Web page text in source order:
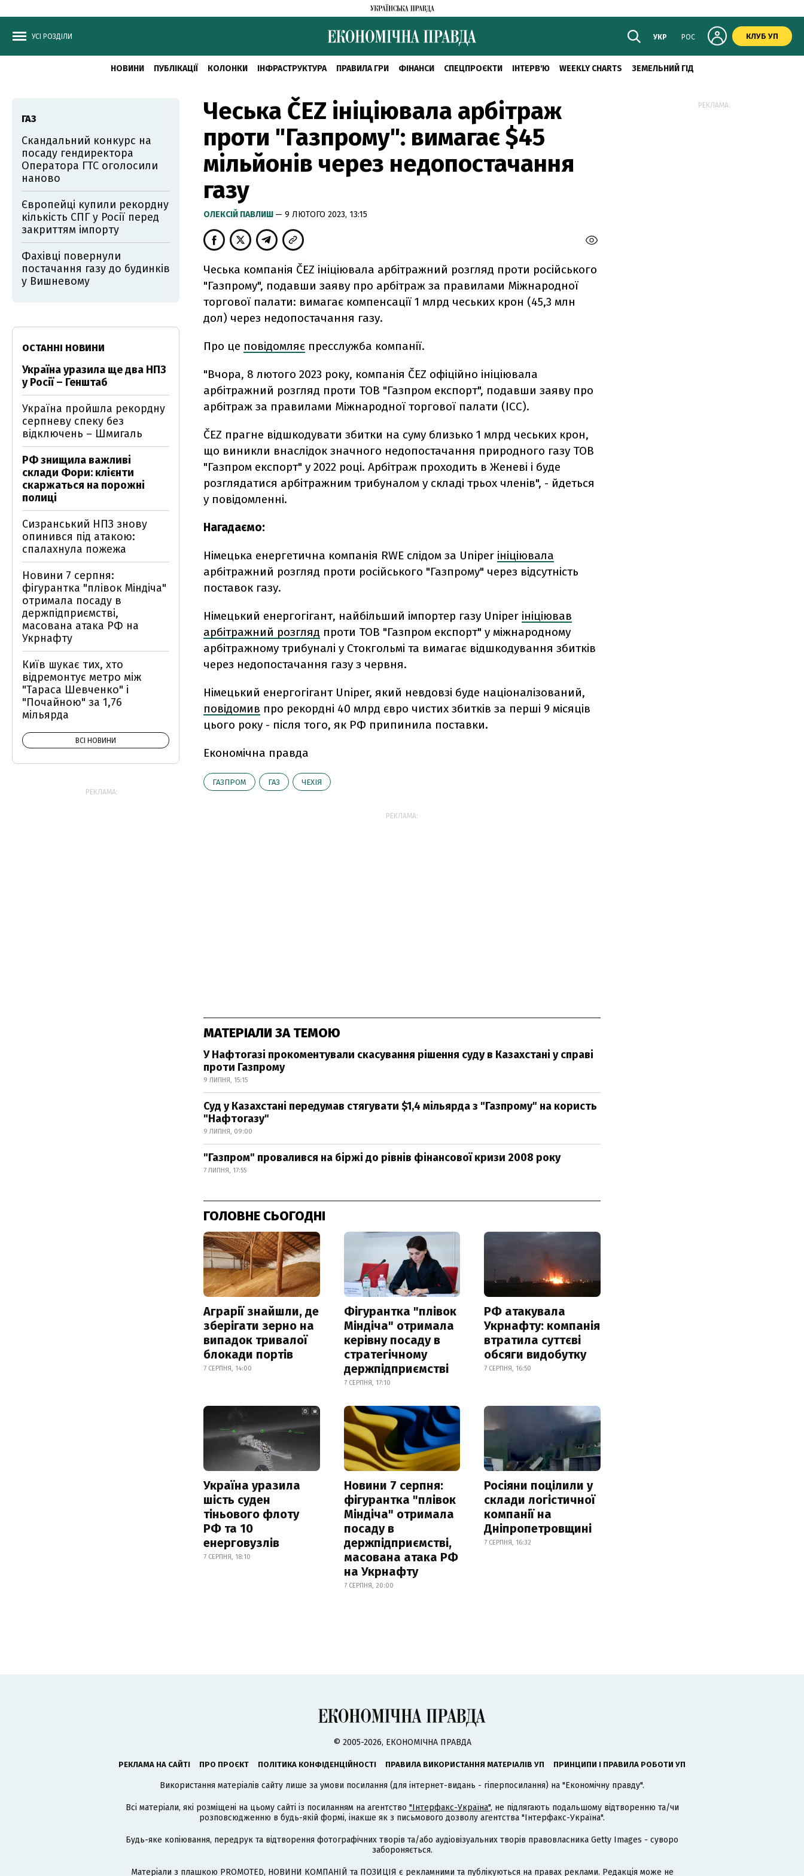
УСІ РОЗДІЛИ УКР РОС КЛУБ УП
НОВИНИ ПУБЛІКАЦІЇ КОЛОНКИ ІНФРАСТРУКТУРА ПРАВИЛА ГРИ ФІНАНСИ СПЕЦПРОЄКТИ ІНТЕРВ'Ю WEEKLY CHARTS ЗЕМЕЛЬНИЙ ГІД
Чеська ČEZ ініціювала арбітраж
проти "Газпрому": вимагає $45
мільйонів через недопостачання
газу
ОЛЕКСІЙ ПАВЛИШ — 9 ЛЮТОГО 2023, 13:15
Чеська компанія ČEZ ініціювала арбітражний розгляд проти російського
"Газпрому", подавши заяву про арбітраж за правилами Міжнародної
торгової палати: вимагає компенсації 1 млрд чеських крон (45,3 млн
дол) через недопостачання газу.
Про це повідомляє пресслужба компанії.
"Вчора, 8 лютого 2023 року, компанія ČEZ офіційно ініціювала
арбітражний розгляд проти ТОВ "Газпром експорт", подавши заяву про
арбітраж за правилами Міжнародної торгової палати (ICC).
ČEZ прагне відшкодувати збитки на суму близько 1 млрд чеських крон,
що виникли внаслідок значного недопостачання природного газу ТОВ
"Газпром експорт" у 2022 році. Арбітраж проходить в Женеві і буде
розглядатися арбітражним трибуналом у складі трьох членів", - йдеться
у повідомленні.
Нагадаємо:
Німецька енергетична компанія RWE слідом за Uniper ініціювала
арбітражний розгляд проти російського "Газпрому" через відсутність
поставок газу.
Німецький енергогігант, найбільший імпортер газу Uniper ініціював
арбітражний розгляд проти ТОВ "Газпром експорт" у міжнародному
арбітражному трибуналі у Стокгольмі та вимагає відшкодування збитків
через недопостачання газу з червня.
Німецький енергогігант Uniper, який невдовзі буде націоналізований,
повідомив про рекордні 40 млрд євро чистих збитків за перші 9 місяців
цього року - після того, як РФ припинила поставки.
Економічна правда
ГАЗПРОМ ГАЗ ЧЕХІЯ
РЕКЛАМА:
МАТЕРІАЛИ ЗА ТЕМОЮ
У Нафтогазі прокоментували скасування рішення суду в Казахстані у справі
проти Газпрому
9 ЛИПНЯ, 15:15
Суд у Казахстані передумав стягувати $1,4 мільярда з "Газпрому" на користь
"Нафтогазу"
9 ЛИПНЯ, 09:00
"Газпром" провалився на біржі до рівнів фінансової кризи 2008 року
7 ЛИПНЯ, 17:55
ГОЛОВНЕ СЬОГОДНІ
Аграрії знайшли, де
зберігати зерно на
випадок тривалої
блокади портів
7 СЕРПНЯ, 14:00
Фігурантка "плівок
Міндіча" отримала
керівну посаду в
стратегічному
держпідприємстві
7 СЕРПНЯ, 17:10
РФ атакувала
Укрнафту: компанія
втратила суттєві
обсяги видобутку
7 СЕРПНЯ, 16:50
Україна уразила
шість суден
тіньового флоту
РФ та 10
енерговузлів
7 СЕРПНЯ, 18:10
Новини 7 серпня:
фігурантка "плівок
Міндіча" отримала
посаду в
держпідприємстві,
масована атака РФ
на Укрнафту
7 СЕРПНЯ, 20:00
Росіяни поцілили у
склади логістичної
компанії на
Дніпропетровщині
7 СЕРПНЯ, 16:32
ГАЗ
Скандальний конкурс на
посаду гендиректора
Оператора ГТС оголосили
наново
Європейці купили рекордну
кількість СПГ у Росії перед
закриттям імпорту
Фахівці повернули
постачання газу до будинків
у Вишневому
ОСТАННІ НОВИНИ
Україна уразила ще два НПЗ
у Росії – Генштаб
Україна пройшла рекордну
серпневу спеку без
відключень – Шмигаль
РФ знищила важливі
склади Фори: клієнти
скаржаться на порожні
полиці
Сизранський НПЗ знову
опинився під атакою:
спалахнула пожежа
Новини 7 серпня:
фігурантка "плівок Міндіча"
отримала посаду в
держпідприємстві,
масована атака РФ на
Укрнафту
Київ шукає тих, хто
відремонтує метро між
"Тараса Шевченко" і
"Почайною" за 1,76
мільярда
ВСІ НОВИНИ
РЕКЛАМА:
РЕКЛАМА:
© 2005-2026, ЕКОНОМІЧНА ПРАВДА
РЕКЛАМА НА САЙТІ ПРО ПРОЄКТ ПОЛІТИКА КОНФІДЕНЦІЙНОСТІ ПРАВИЛА ВИКОРИСТАННЯ МАТЕРІАЛІВ УП ПРИНЦИПИ І ПРАВИЛА РОБОТИ УП
Використання матеріалів сайту лише за умови посилання (для інтернет-видань - гіперпосилання) на "Економічну правду".
Всі матеріали, які розміщені на цьому сайті із посиланням на агентство "Інтерфакс-Україна", не підлягають подальшому відтворенню та/чи
розповсюдженню в будь-якій формі, інакше як з письмового дозволу агентства "Інтерфакс-Україна".
Будь-яке копіювання, передрук та відтворення фотографічних творів та/або аудіовізуальних творів правовласника Getty Images - суворо
забороняється.
Матеріали з плашкою PROMOTED, НОВИНИ КОМПАНІЙ та ПОЗИЦІЯ є рекламними та публікуються на правах реклами. Редакція може не